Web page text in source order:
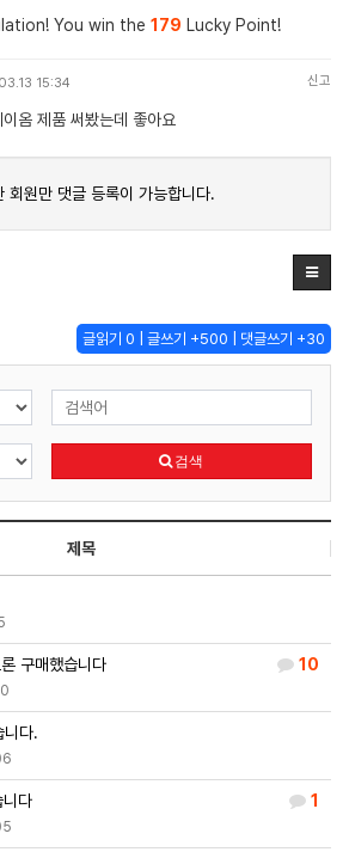
You win the 179 Lucky Point!
15:34 신고
옴 제품 써봤는데 좋아요
회원만 댓글 등록이 가능합니다.
글읽기 0 | 글쓰기 +500 | 댓글쓰기 +30
검색
제목
10
구매했습니다
다.
1
다